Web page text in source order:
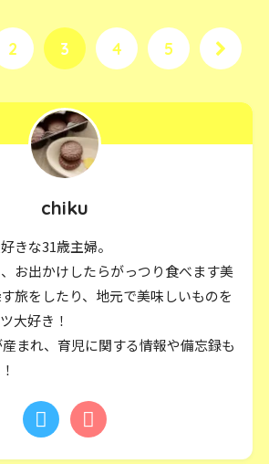
2 3 4 5
chiku
きな31歳主婦。
お出かけしたらがっつり食べます美
旅をしたり、地元で美味しいものを
大好き！
まれ、育児に関する情報や備忘録も